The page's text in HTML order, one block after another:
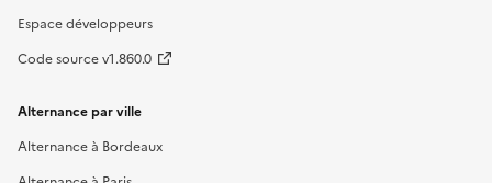
Espace développeurs
Code source v1.860.0
Alternance par ville
Alternance à Bordeaux